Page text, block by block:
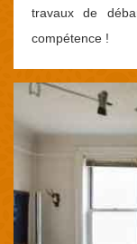
travaux de
compétence !